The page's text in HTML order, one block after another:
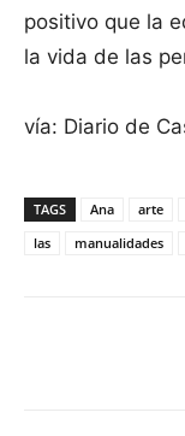
positivo que la
la vida de las
vía: Diario de
TAGS Ana arte
las
manualidades